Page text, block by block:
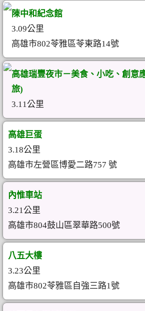
陳中和紀念館
3.09公里
高雄市802苓雅區苓東路14號
高雄瑞豐夜市－美食、小吃、創意
旅)
3.11公里
高雄巨蛋
3.18公里
高雄市左營區博愛二路757 號
內惟車站
3.21公里
高雄市804鼓山區翠華路500號
八五大樓
3.23公里
高雄市802苓雅區自強三路1號